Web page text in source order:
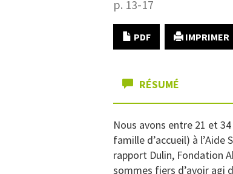
p. 13-17
PDF IMPRIMER
RÉSUMÉ
Nous avons entre 21 et
famille d’accueil) à l’Aide
rapport Dulin, Fondation
sommes fiers d’avoir agi